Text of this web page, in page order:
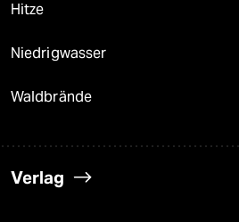
Hitze
Niedrigwasser
Waldbrände
Verlag